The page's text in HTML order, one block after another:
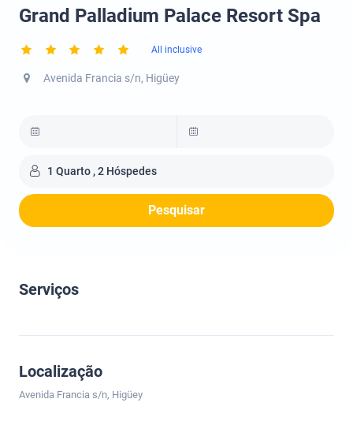
Grand Palladium Palace Resort Spa
All inclusive
Avenida Francia s/n, Higüey
1 Quarto , 2 Hóspedes
Pesquisar
Serviços
Localização
Avenida Francia s/n, Higüey